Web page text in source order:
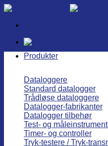
Fortsæt
indhold
Produkter
Dataloggere
Standard datalogger
Trådløse dataloggere
Datalogger-fabrikanter
Datalogger tilbehør
Test- og
Timer- og controller
Tryk-testere / Tryk-